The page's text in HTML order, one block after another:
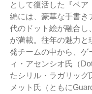
として復活した『ベ
編には、豪華な手書き
代のドット絵が融合し
が満載。往年の魅力と
発チームの中から、ゲ
ィ・アセンシオ氏（
たシリル・ラガリッグ
メット氏（ともに